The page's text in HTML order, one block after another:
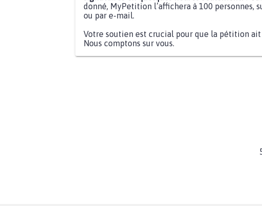
donné, MyPetition l’affichera à 100 personnes,
ou par e-mail.
Votre soutien est crucial pour que la pétition ait
Nous comptons sur vous.